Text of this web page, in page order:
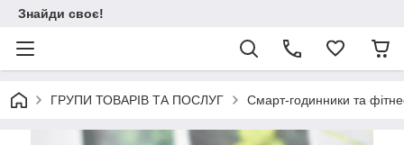
Знайди своє!
ГРУПИ ТОВАРІВ ТА ПОСЛУГ Смарт-годинники та